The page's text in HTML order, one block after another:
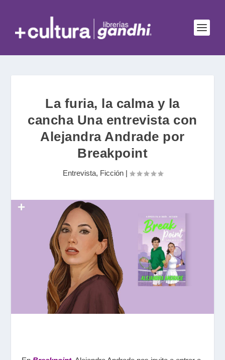
La furia, la calma y la
cancha Una entrevista con
Alejandra Andrade por
Breakpoint
Entrevista, Ficción|